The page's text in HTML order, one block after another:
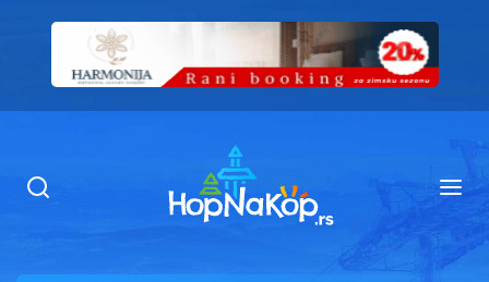
Ugostiteljstvo